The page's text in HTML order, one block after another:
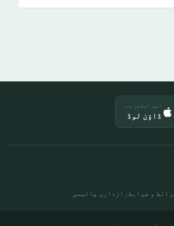
ایپ اسٹور سے
ڈاؤن لوڈ
و ضوابط رازداری پالیسی